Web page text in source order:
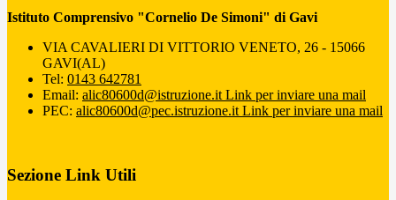
Istituto Comprensivo "Cornelio De Simoni" di Gavi
VIA CAVALIERI DI VITTORIO VENETO, 26 - 15066
GAVI(AL)
Tel: 0143 642781
Email: alic80600d@istruzione.it Link per inviare una mail
PEC: alic80600d@pec.istruzione.it Link per inviare una mail
Sezione Link Utili